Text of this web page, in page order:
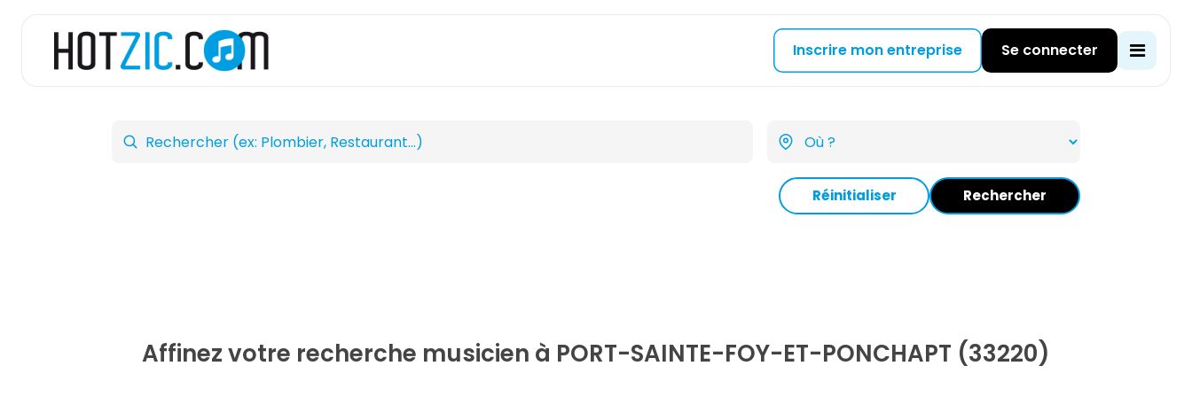
Inscrire mon entreprise Se connecter
Réinitialiser Rechercher
Affinez votre recherche musicien à PORT-SAINTE-FOY-ET-PONCHAPT (33220)